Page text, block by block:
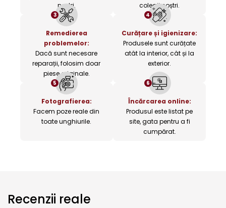
noștri.
colegii noștri.
3
Remedierea
problemelor:
Dacă sunt necesare
reparații, folosim doar
piese originale.
4
Curățare și igienizare:
Produsele sunt curățate
atât la interior, cât și la
exterior.
5
Fotografierea:
Facem poze reale din
toate unghiurile.
6
Încărcarea online:
Produsul este listat pe
site, gata pentru a fi
cumpărat.
Recenzii reale